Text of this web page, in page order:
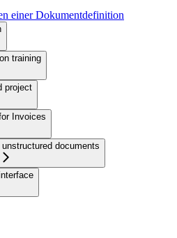
einer Dokumentdefinition
training
project
Invoices
documents